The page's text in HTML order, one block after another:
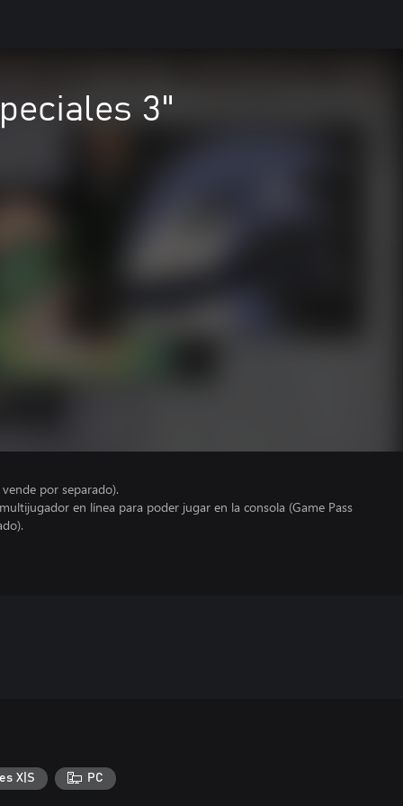
3"
por separado).
en línea para poder jugar en la consola (Game Pass
X|S PC